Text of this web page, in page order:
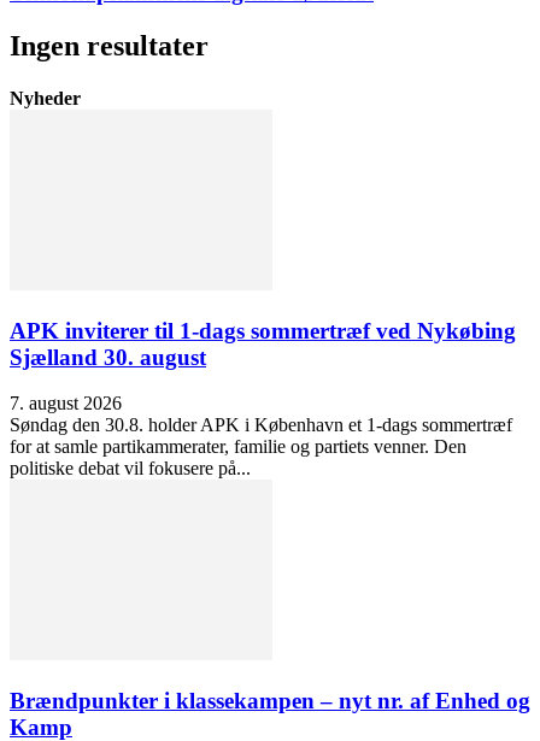
Ingen resultater
Nyheder
APK inviterer til 1-dags sommertræf ved Nykøbing
Sjælland 30. august
7. august 2026
Søndag den 30.8. holder APK i København et 1-dags sommertræf
for at samle partikammerater, familie og partiets venner. Den
politiske debat vil fokusere på...
Brændpunkter i klassekampen – nyt nr. af Enhed og
Kamp